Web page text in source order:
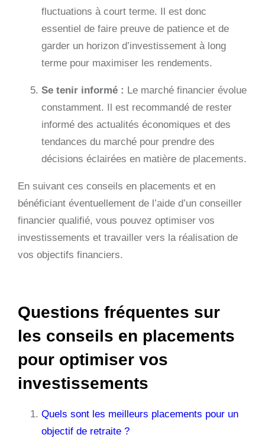
fluctuations à court terme. Il est donc
essentiel de faire preuve de patience et de
garder un horizon d’investissement à long
terme pour maximiser les rendements.
Se tenir informé : Le marché financier évolue
constamment. Il est recommandé de rester
informé des actualités économiques et des
tendances du marché pour prendre des
décisions éclairées en matière de placements.
En suivant ces conseils en placements et en
bénéficiant éventuellement de l’aide d’un conseiller
financier qualifié, vous pouvez optimiser vos
investissements et travailler vers la réalisation de
vos objectifs financiers.
Questions fréquentes sur
les conseils en placements
pour optimiser vos
investissements
Quels sont les meilleurs placements pour un
objectif de retraite ?